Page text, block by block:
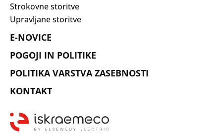
Strokovne storitve
Upravljane storitve
E-NOVICE
POGOJI IN POLITIKE
POLITIKA VARSTVA ZASEBNOSTI
KONTAKT